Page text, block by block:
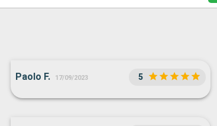
Paolo F. 17/09/2023 5